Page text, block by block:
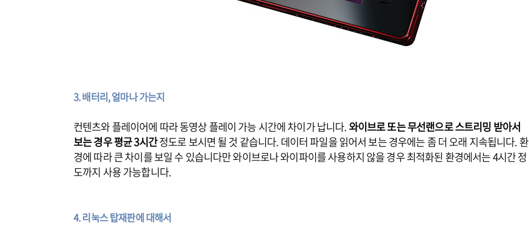
3. 배터리, 얼마나 가는지
컨텐츠와 플레이어에 따라 동영상 플레이 가능 시간에 차이가 납니다.와이브로 또는 무선랜으로 스트리밍 받아서
보는 경우 평균 3시간정도로 보시면 될 것 같습니다. 데이터 파일을 읽어서 보는 경우에는 좀 더 오래 지속됩니다. 환
경에 따라 큰 차이를 보일 수 있습니다만 와이브로나 와이파이를 사용하지 않을 경우 최적화된 환경에서는 4시간 정
도까지 사용 가능합니다.
4. 리눅스 탑재판에 대해서